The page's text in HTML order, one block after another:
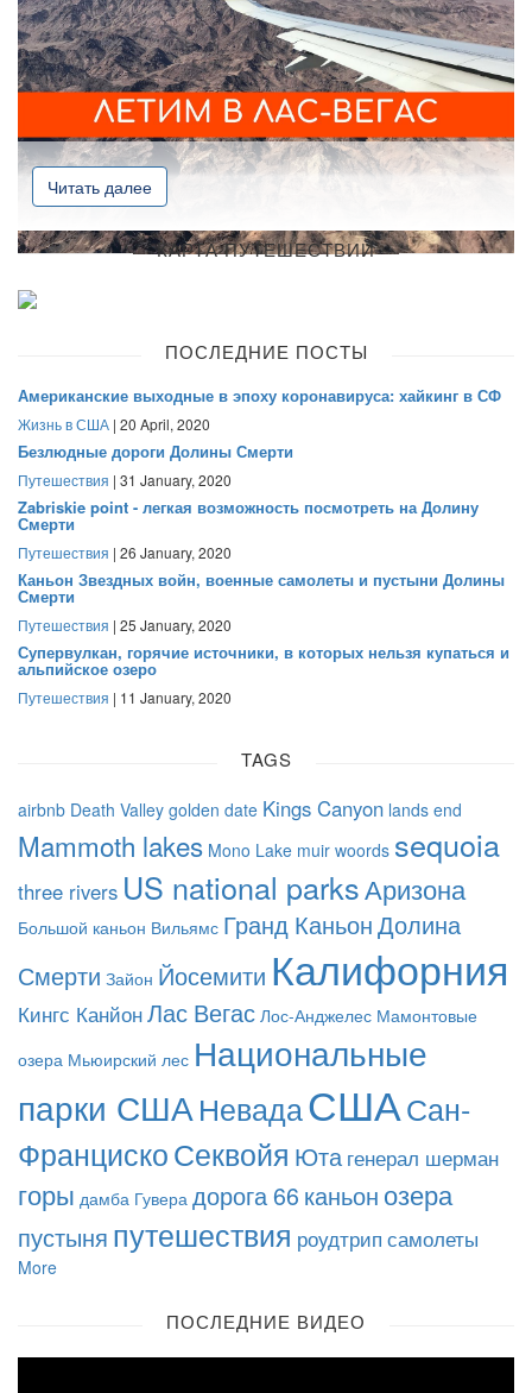
Читать далее
КАРТА ПУТЕШЕСТВИЙ
ПОСЛЕДНИЕ ПОСТЫ
Американские выходные в эпоху коронавируса: хайкинг в СФ
Жизнь в США | 20 April, 2020
Безлюдные дороги Долины Смерти
Путешествия | 31 January, 2020
Zabriskie point - легкая возможность посмотреть на Долину
Смерти
Путешествия | 26 January, 2020
Каньон Звездных войн, военные самолеты и пустыни Долины
Смерти
Путешествия | 25 January, 2020
Супервулкан, горячие источники, в которых нельзя купаться и
альпийское озеро
Путешествия | 11 January, 2020
TAGS
airbnb Death Valley golden date Kings Canyon lands end
Mammoth lakes Mono Lake muir woords sequoia
three rivers US national parksАризона
Большой каньон Вильямс Гранд КаньонДолина
Смерти Зайон Йосемити Калифорния
Кингс КанйонЛас Вегас Лос-Анджелес Мамонтовые
озера Мьюирский лес Национальные
парки СШАНевадаСШАСан-
ФранцискоСеквойя Юта генерал шерман
горы дамба Гувера дорога 66 каньон озера
пустыня путешествия роудтрип самолеты
More
ПОСЛЕДНИЕ ВИДЕО